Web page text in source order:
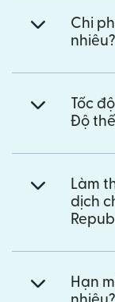
Chi
nhiêu?
Tốc
Độ
Làm
dịch
Hạn